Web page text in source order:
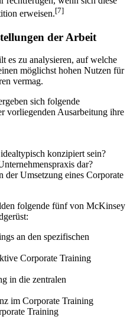
erweisen.[7]
der Arbeit
es zu analysieren, auf welche
möglichst hohen Nutzen für
vermag.
sich folgende
vorliegenden Ausarbeitung ihre
konzipiert sein?
dar?
Umsetzung eines Corporate
folgende fünf von McKinsey
an den spezifischen
Corporate Training
in die zentralen
im Corporate Training
Training